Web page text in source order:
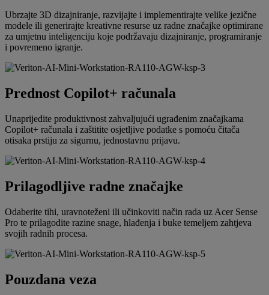
Ubrzajte 3D dizajniranje, razvijajte i implementirajte velike jezične
modele ili generirajte kreativne resurse uz radne značajke optimirane
za umjetnu inteligenciju koje podržavaju dizajniranje, programiranje
i povremeno igranje.
Prednost Copilot+ računala
Unaprijedite produktivnost zahvaljujući ugrađenim značajkama
Copilot+ računala i zaštitite osjetljive podatke s pomoću čitača
otisaka prstiju za sigurnu, jednostavnu prijavu.
Prilagodljive radne značajke
Odaberite tihi, uravnoteženi ili učinkoviti način rada uz Acer Sense
Pro te prilagodite razine snage, hlađenja i buke temeljem zahtjeva
svojih radnih procesa.
Pouzdana veza